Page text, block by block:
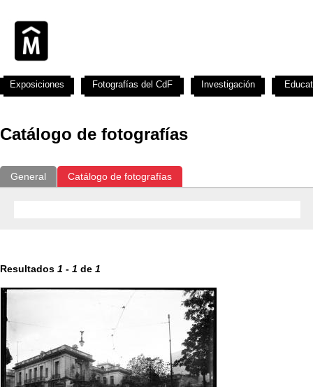
Catálogo de fotografías
General Catálogo de fotografías
Resultados 1 - 1 de 1
Exposiciones Fotografías del CdF Investigación